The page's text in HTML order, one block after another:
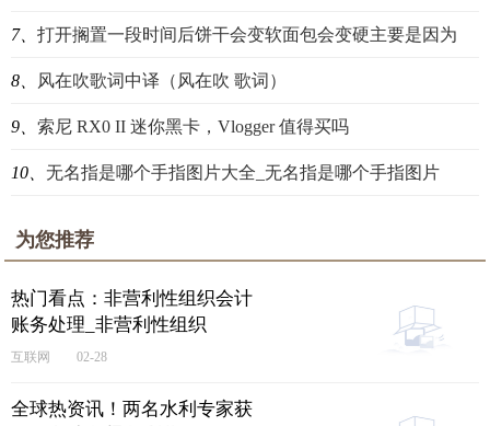
7、 打开搁置一段时间后饼干会变软面包会变硬主要是因为
8、 风在吹歌词中译（风在吹 歌词）
9、 索尼 RX0 II 迷你黑卡，Vlogger 值得买吗
10、 无名指是哪个手指图片大全_无名指是哪个手指图片
为您推荐
热门看点：非营利性组织会计
账务处理_非营利性组织
互联网 02-28
全球热资讯！两名水利专家获